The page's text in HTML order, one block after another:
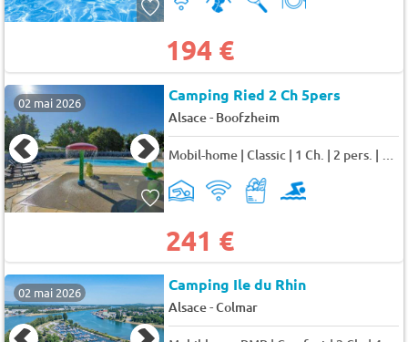
194 €
02 mai 2026 Camping Ried 2 Ch 5pers
Alsace- Boofzheim
241 €
02 mai 2026 Camping Ile du Rhin
Alsace-Colmar